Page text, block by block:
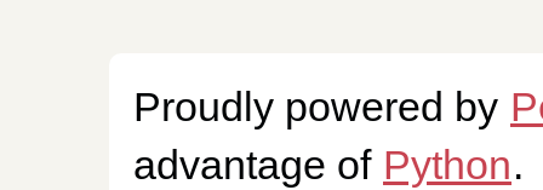
Proudly powered by
advantage of Python.